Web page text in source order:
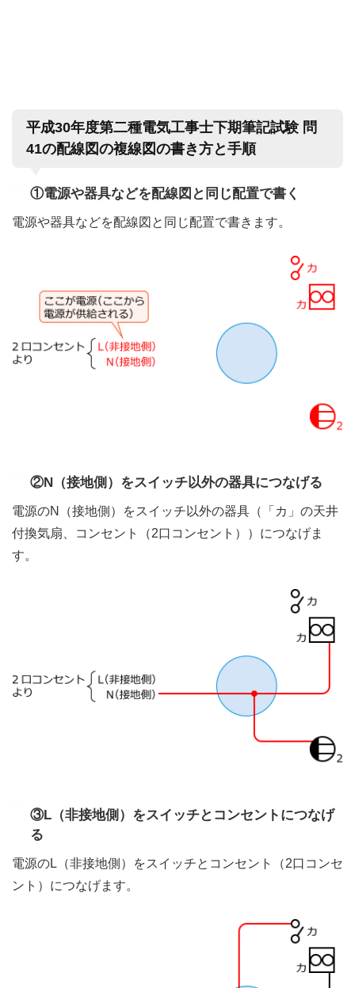
平成30年度第二種電気工事士下期筆記試験 問
41の配線図の複線図の書き方と手順
①電源や器具などを配線図と同じ配置で書く
電源や器具などを配線図と同じ配置で書きます。
②N（接地側）をスイッチ以外の器具につなげる
電源のN（接地側）をスイッチ以外の器具（「カ」の天井
付換気扇、コンセント（2口コンセント））につなげま
す。
③L（非接地側）をスイッチとコンセントにつなげ
る
電源のL（非接地側）をスイッチとコンセント（2口コンセ
ント）につなげます。